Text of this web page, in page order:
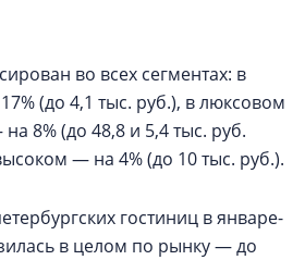
во всех сегментах: в
(до 4,1 тыс. руб.), в люксовом
8% (до 48,8 и 5,4 тыс. руб.
— на 4% (до 10 тыс. руб.).
гостиниц в январе-
в целом по рынку — до